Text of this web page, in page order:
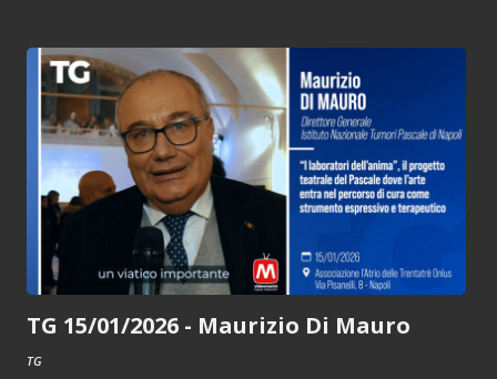
TG 15/01/2026 - Maurizio Di Mauro
TG